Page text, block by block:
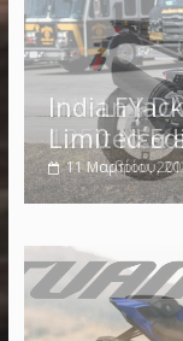
Indian
Limited
11 Μαρτίου,